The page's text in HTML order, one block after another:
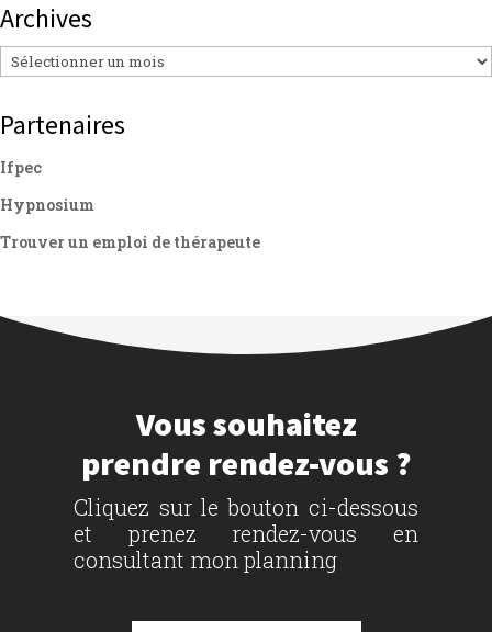
Archives
Archives
Partenaires
Ifpec
Hypnosium
Trouver un emploi de thérapeute
Vous souhaitez
prendre rendez-vous ?
Cliquez sur le bouton ci-dessous
et prenez rendez-vous en
consultant mon planning